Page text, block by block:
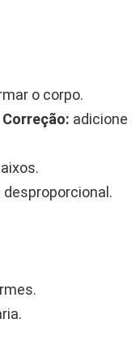
o corpo.
Correção: adicione
desproporcional.